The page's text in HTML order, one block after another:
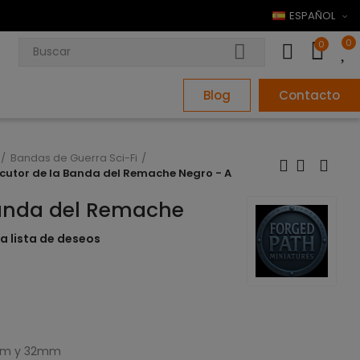
ESPAÑOL
0 0
Blog Contacto
Bandas de Guerra Sci-Fi
de la Banda del Remache Negro - A
del Remache
lista de deseos
y 32mm